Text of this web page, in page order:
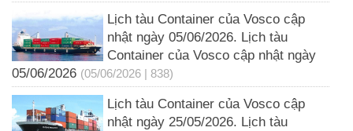
Lịch tàu Container của Vosco cập
nhật ngày 05/06/2026. Lịch tàu
Container của Vosco cập nhật ngày
05/06/2026 (05/06/2026 | 838)
Lịch tàu Container của Vosco cập
nhật ngày 25/05/2026. Lịch tàu